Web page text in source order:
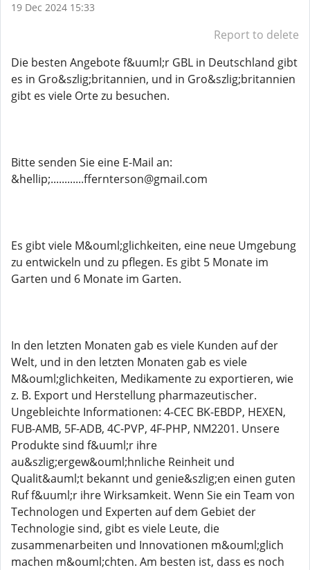
19 Dec 2024 15:33
Report to delete
Die besten Angebote f&uuml;r GBL in Deutschland gibt
es in Gro&szlig;britannien, und in Gro&szlig;britannien
gibt es viele Orte zu besuchen.
Bitte senden Sie eine E-Mail an:
&hellip;............ffernterson@gmail.com
Es gibt viele M&ouml;glichkeiten, eine neue Umgebung
zu entwickeln und zu pflegen. Es gibt 5 Monate im
Garten und 6 Monate im Garten.
In den letzten Monaten gab es viele Kunden auf der
Welt, und in den letzten Monaten gab es viele
M&ouml;glichkeiten, Medikamente zu exportieren, wie
z. B. Export und Herstellung pharmazeutischer.
Ungebleichte Informationen: 4-CEC BK-EBDP, HEXEN,
FUB-AMB, 5F-ADB, 4C-PVP, 4F-PHP, NM2201. Unsere
Produkte sind f&uuml;r ihre
au&szlig;ergew&ouml;hnliche Reinheit und
Qualit&auml;t bekannt und genie&szlig;en einen guten
Ruf f&uuml;r ihre Wirksamkeit. Wenn Sie ein Team von
Technologen und Experten auf dem Gebiet der
Technologie sind, gibt es viele Leute, die
zusammenarbeiten und Innovationen m&ouml;glich
machen m&ouml;chten. Am besten ist, dass es noch